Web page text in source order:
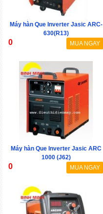
Máy hàn Que Inverter Jasic ARC-
630(R13)
0 MUA NGAY
Máy hàn Que Inverter Jasic ARC
1000 (J62)
0 MUA NGAY